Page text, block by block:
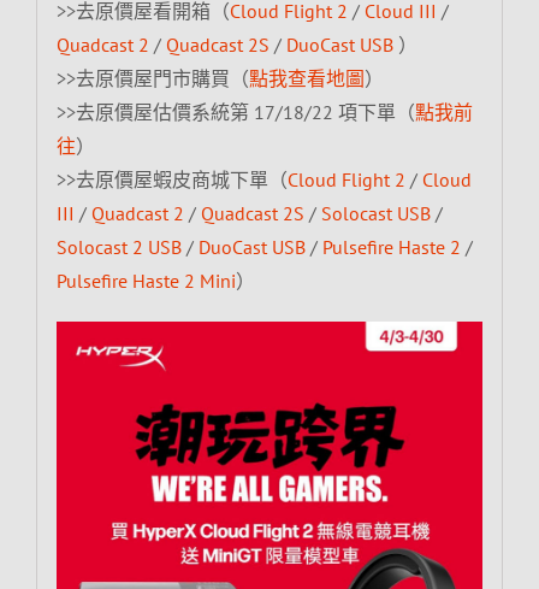
>>去原價屋看開箱（Cloud Flight 2 / Cloud III /
Quadcast 2 / Quadcast 2S / DuoCast USB）
>>去原價屋門市購買（點我查看地圖）
>>去原價屋估價系統第 17/18/22 項下單（點我前
往）
>>去原價屋蝦皮商城下單（Cloud Flight 2 / Cloud
III / Quadcast 2 / Quadcast 2S / Solocast USB/
Solocast 2 USB/ DuoCast USB/ Pulsefire Haste 2 /
Pulsefire Haste 2 Mini）